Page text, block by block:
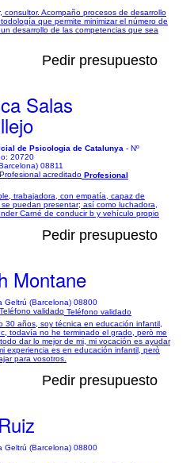
Acompaño procesos de desarrollo
que permite minimizar el número de
desarrollo de las competencias que sea
Pedir presupuesto
Salas
de Psicologia de Catalunya - Nº
20720
08811
Profesional
trabajadora, con empatía, capaz de
puedan presentar; así como luchadora,
Carné de conducir b y vehículo propio
Pedir presupuesto
Montane
Geltrú (Barcelona) 08800
Teléfono validado
años, soy técnica en educación infantil,
todavía no he terminado el grado, però me
dar lo mejor de mi, mi vocación es ayudar
experiencia es en educación infantil, però
para vosotros.
Pedir presupuesto
Geltrú (Barcelona) 08800